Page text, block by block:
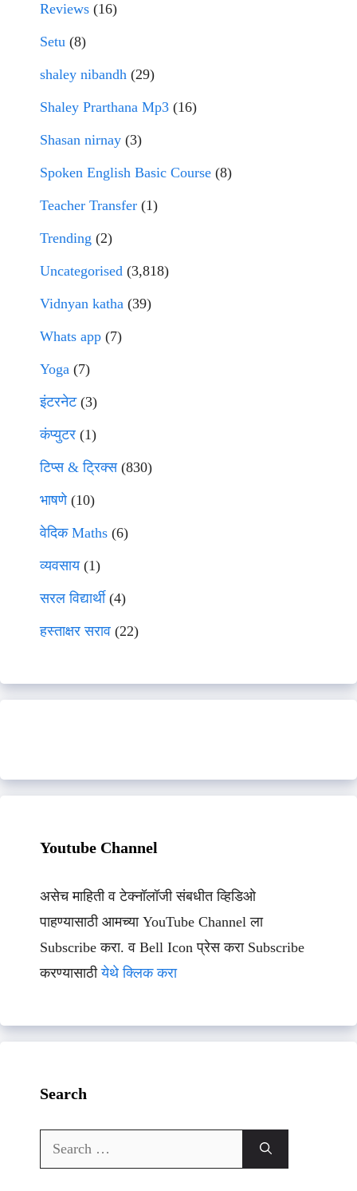
Reviews (16)
Setu (8)
shaley nibandh (29)
Shaley Prarthana Mp3 (16)
Shasan nirnay (3)
Spoken English Basic Course (8)
Teacher Transfer (1)
Trending (2)
Uncategorised (3,818)
Vidnyan katha (39)
Whats app (7)
Yoga (7)
इंटरनेट(3)
कंप्युटर (1)
टिप्स & ट्रिक्स(830)
भाषणे(10)
वेदिक Maths (6)
व्यवसाय(1)
सरल विद्यार्थी(4)
हस्ताक्षर सराव (22)
Youtube Channel
असेच माहिती व टेक्नॉलॉजी संबधीत व्हिडिओ
पाहण्यासाठी आमच्या YouTube Channel ला
Subscribe करा. व Bell Icon प्रेस करा Subscribe
करण्यासाठीयेथे क्लिक करा
Search
Search
for: